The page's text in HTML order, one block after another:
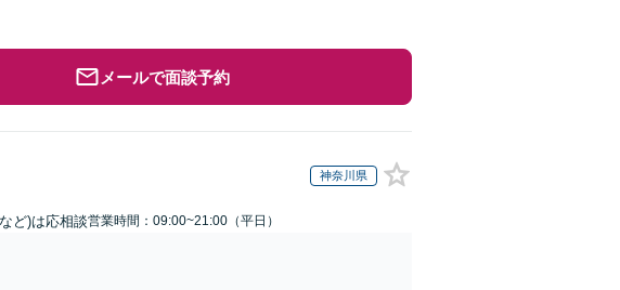
メールで面談予約
神奈川県
ど)は応相談営業時間：09:00~21:00（平日）